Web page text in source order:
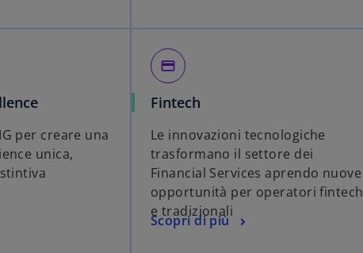
per creare una
unica,
credit_card
Fintech
Le innovazioni tecnologiche
trasformano il settore dei
Financial Services aprendo nuove
opportunità per operatori fintech
e tradizionali
Scopri di più